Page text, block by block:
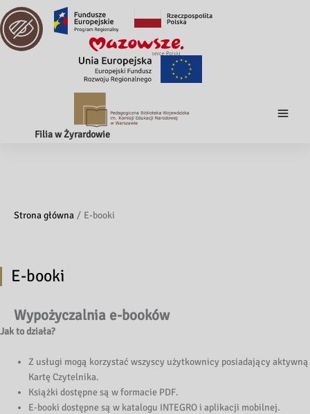
Filia w Żyrardowie
Strona główna E-booki
E-booki
Wypożyczalnia e-booków
Jak to działa?
Z usługi mogą korzystać wszyscy użytkownicy posiadający aktywną
Kartę Czytelnika.
Książki dostępne są w formacie PDF.
E-booki dostępne są w katalogu INTEGRO i aplikacji mobilnej.